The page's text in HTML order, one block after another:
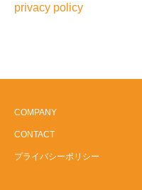
privacy policy
COMPANY
CONTACT
プライバシーポリシー